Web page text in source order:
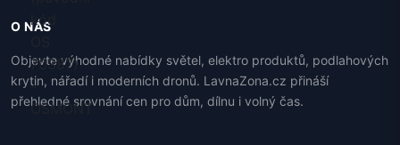
O NÁS
Objevte výhodné nabídky světel, elektro produktů, podlahových
krytin, nářadí i moderních dronů. LavnaZona.cz přináší
přehledné srovnání cen pro dům, dílnu i volný čas.